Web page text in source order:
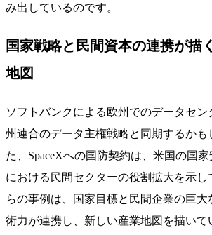
み出しているのです。
国家戦略と民間資本の連携が描
地図
ソフトバンクによる欧州でのデータセン
州連合のデータ主権戦略と同期するかも
た、SpaceXへの国防契約は、米国の国
における民間セクターの役割拡大を示し
らの事例は、国家目標と民間企業の巨大
術力が連携し、新しい産業地図を描いて